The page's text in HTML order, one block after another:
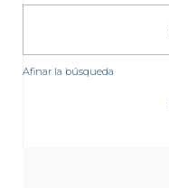
Afinar la búsqueda